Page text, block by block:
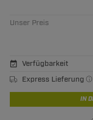
Unser Preis
Verfügbarkeit
Express Lieferung
IN